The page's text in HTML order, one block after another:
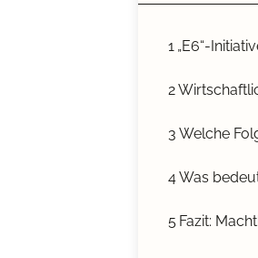
1 „E6“-
2
3 Welche
4Was
5 Fazit: